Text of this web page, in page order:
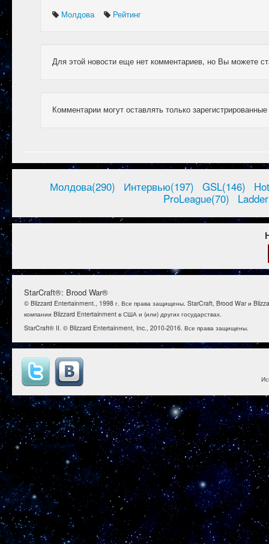
Молдова Рейтинг
Для этой новости еще нет комментариев, но Вы можете
Комментарии могут оставлять только
Молдова(290) Интервью(197) GSL(146)
ProLeague(70)
StarCraft®: Brood War®
© Blizzard Entertainment., 1998 г. Все права защищены. StarCraft, Brood War и
компании Blizzard Entertainment в США и (или) других государствах.
StarCraft® II. © Blizzard Entertainment, Inc., 2010-2016. Все права защищены.